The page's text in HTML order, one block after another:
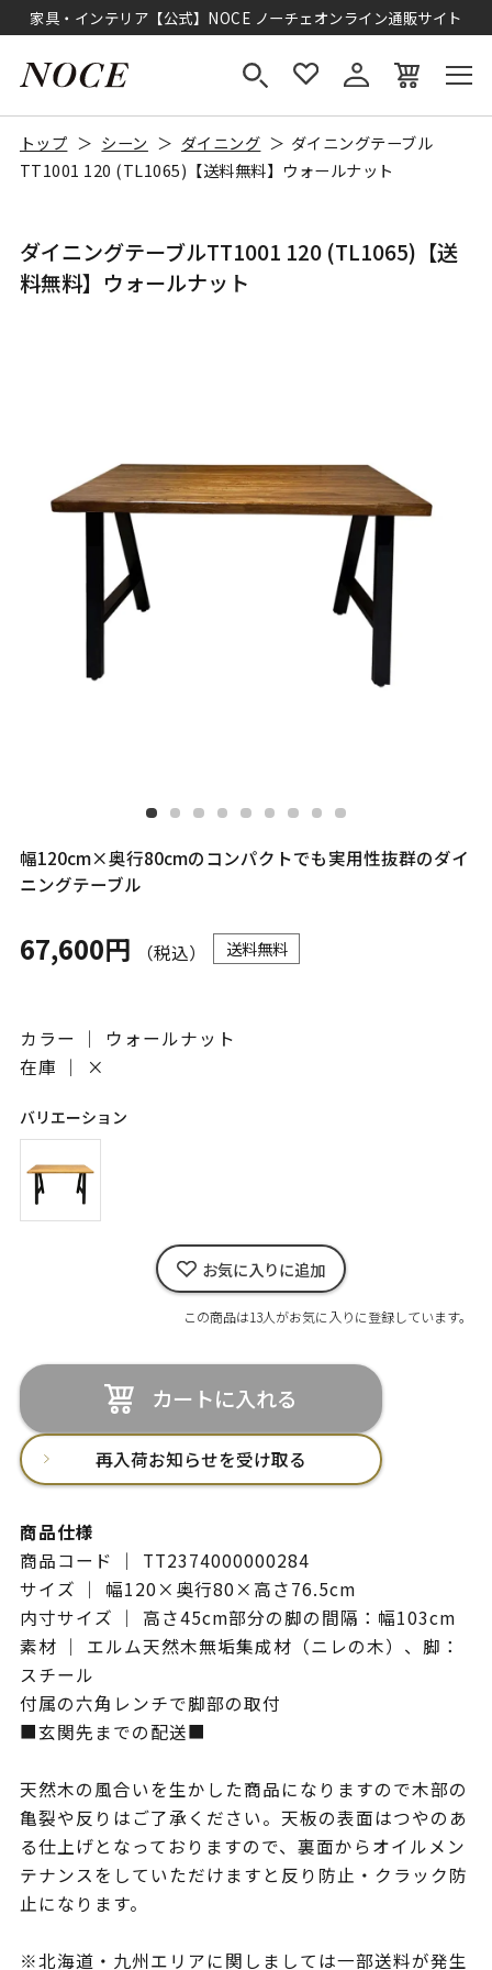
家具・インテリア【公式】NOCE ノーチェオンライン通販サイト
トップ シーン ダイニング
ダイニングテーブル
TT1001 120 (TL1065)【送料無料】ウォールナット
ダイニングテーブルTT1001 120 (TL1065)【送
料無料】ウォールナット
幅120cm×奥行80cmのコンパクトでも実用性抜群のダイ
ニングテーブル
67,600円 （税込） 送料無料
カラー ｜ ウォールナット
在庫 ｜
×
バリエーション
お気に入りに追加
この商品は13人がお気に入りに登録しています。
カートに入れる
再入荷お知らせを受け取る
商品仕様
商品コード ｜ TT2374000000284
サイズ ｜ 幅120×奥行80×高さ76.5cm
内寸サイズ ｜ 高さ45cm部分の脚の間隔：幅103cm
素材 ｜ エルム天然木無垢集成材（ニレの木）、脚：
スチール
付属の六角レンチで脚部の取付
■玄関先までの配送■
天然木の風合いを生かした商品になりますので木部の
亀裂や反りはご了承ください。天板の表面はつやのあ
る仕上げとなっておりますので、裏面からオイルメン
テナンスをしていただけますと反り防止・クラック防
止になります。
※北海道・九州エリアに関しましては一部送料が発生